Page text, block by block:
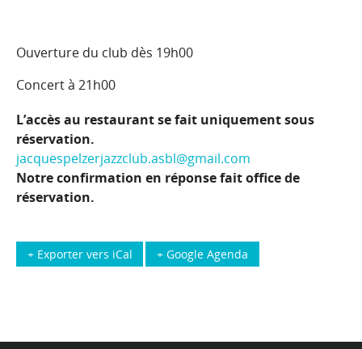
Ouverture du club dès 19h00
Concert à 21h00
L’accès au restaurant se fait uniquement sous
réservation.
jacquespelzerjazzclub.asbl@gmail.com
Notre confirmation en réponse fait office de
réservation.
+ Google Agenda
+ Exporter vers iCal